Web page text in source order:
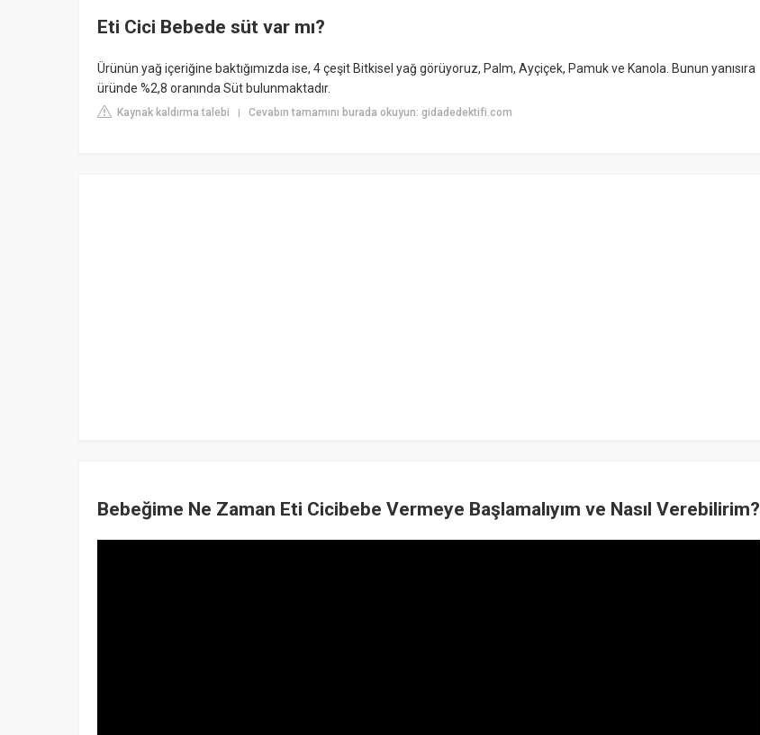
Eti Cici Bebede süt var mı?
Ürünün yağ içeriğine baktığımızda ise, 4 çeşit Bitkisel yağ görüyoruz, Palm, Ayçiçek, Pamuk ve Kanola. Bunun yanısıra
üründe %2,8 oranında Süt bulunmaktadır.
Kaynak kaldırma talebi | Cevabın tamamını burada okuyun: gidadedektifi.com
Bebeğime Ne Zaman Eti Cicibebe Vermeye Başlamalıyım ve Nasıl Verebilirim?